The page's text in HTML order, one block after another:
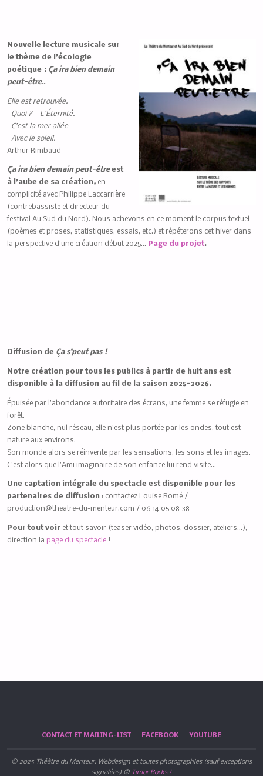
Nouvelle lecture musicale sur
le thème de l’écologie
poétique : Ça ira bien demain
peut-être…
Elle est retrouvée.
Quoi ? – L’Éternité.
C’est la mer allée
Avec le soleil.
Arthur Rimbaud
Ça ira bien demain peut-être est
à l’aube de sa création, en
complicité avec Philippe Laccarrière
(contrebassiste et directeur du
festival Au Sud du Nord). Nous achevons en ce moment le corpus textuel
(poèmes et proses, statistiques, essais, etc.) et répéterons cet hiver dans
la perspective d’une création début 2025… Page du projet.
Diffusion de Ça s’peut pas !
Notre création pour tous les publics à partir de huit ans est
disponible à la diffusion au fil de la saison 2025-2026.
Épuisée par l’abondance autoritaire des écrans, une femme se réfugie en
forêt.
Zone blanche, nul réseau, elle n’est plus portée par les ondes, tout est
nature aux environs.
Son monde alors se réinvente par les sensations, les sons et les images.
C’est alors que l’Ami imaginaire de son enfance lui rend visite…
Une captation intégrale du spectacle est disponible pour les
partenaires de diffusion: contactez Louise Romé /
production@theatre-du-menteur.com / 06 14 05 08 38
Pour tout voir et tout savoir (teaser vidéo, photos, dossier, ateliers…),
direction la page du spectacle!
CONTACT ET MAILING-LIST FACEBOOK YOUTUBE
© 2025 Théâtre du Menteur. Webdesign et toutes photographies (sauf exceptions
signalées) © Timor Rocks !